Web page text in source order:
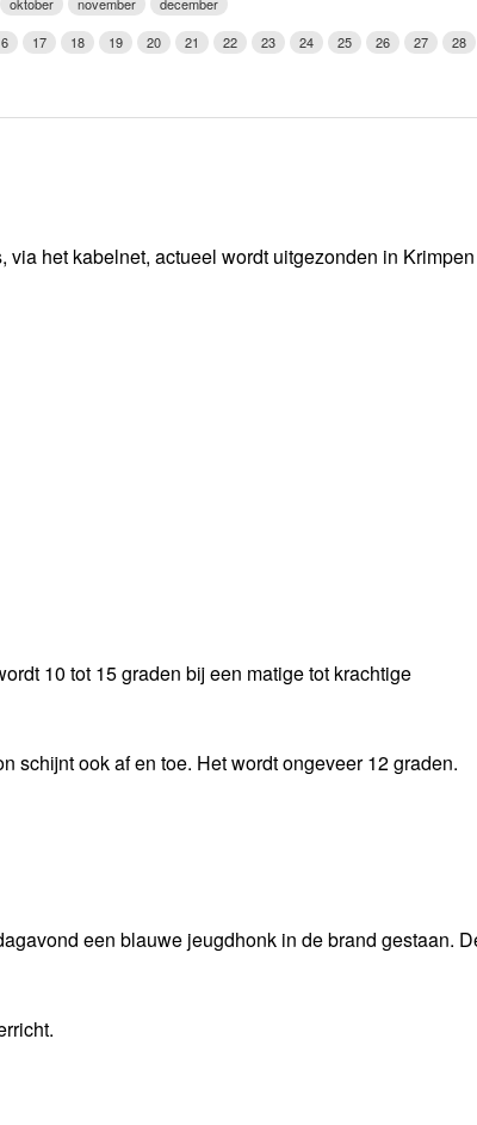
Weerman
17 18 19 20 21 22 23 24 25 26 27 28
het kabelnet, actueel wordt uitgezonden in
10 tot 15 graden bij een matige tot krachtige
schijnt ook af en toe. Het wordt ongeveer 12 graden.
een blauwe jeugdhonk in de brand gestaan.